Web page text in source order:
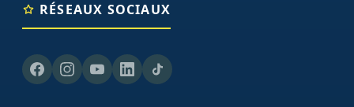
RÉSEAUX SOCIAUX